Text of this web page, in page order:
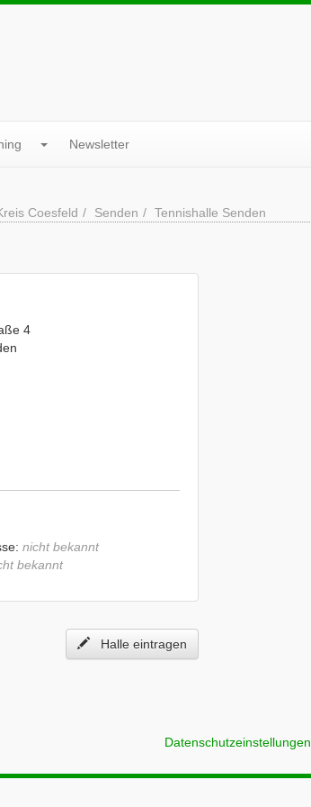
Newsletter
Coesfeld Senden Tennishalle Senden
4
nicht bekannt
bekannt
Halle eintragen
Datenschutzeinstellungen